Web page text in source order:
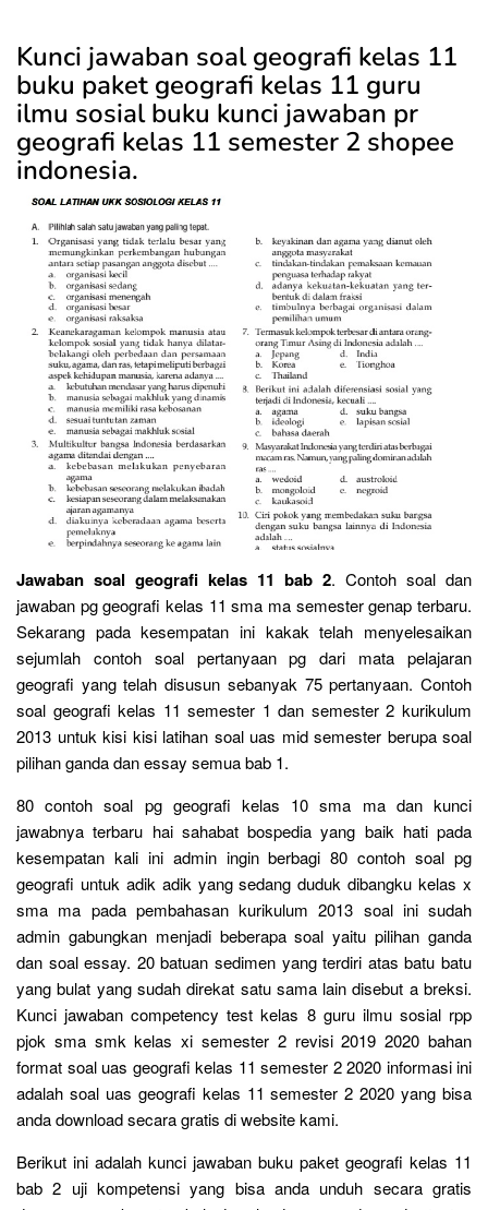
Kunci jawaban soal geografi kelas 11
buku paket geografi kelas 11 guru
ilmu sosial buku kunci jawaban pr
geografi kelas 11 semester 2 shopee
indonesia.
Jawaban soal geografi kelas 11 bab 2. Contoh soal dan
jawaban pg geografi kelas 11 sma ma semester genap terbaru.
Sekarang pada kesempatan ini kakak telah menyelesaikan
sejumlah contoh soal pertanyaan pg dari mata pelajaran
geografi yang telah disusun sebanyak 75 pertanyaan. Contoh
soal geografi kelas 11 semester 1 dan semester 2 kurikulum
2013 untuk kisi kisi latihan soal uas mid semester berupa soal
pilihan ganda dan essay semua bab 1.
80 contoh soal pg geografi kelas 10 sma ma dan kunci
jawabnya terbaru hai sahabat bospedia yang baik hati pada
kesempatan kali ini admin ingin berbagi 80 contoh soal pg
geografi untuk adik adik yang sedang duduk dibangku kelas x
sma ma pada pembahasan kurikulum 2013 soal ini sudah
admin gabungkan menjadi beberapa soal yaitu pilihan ganda
dan soal essay. 20 batuan sedimen yang terdiri atas batu batu
yang bulat yang sudah direkat satu sama lain disebut a breksi.
Kunci jawaban competency test kelas 8 guru ilmu sosial rpp
pjok sma smk kelas xi semester 2 revisi 2019 2020 bahan
format soal uas geografi kelas 11 semester 2 2020 informasi ini
adalah soal uas geografi kelas 11 semester 2 2020 yang bisa
anda download secara gratis di website kami.
Berikut ini adalah kunci jawaban buku paket geografi kelas 11
bab 2 uji kompetensi yang bisa anda unduh secara gratis